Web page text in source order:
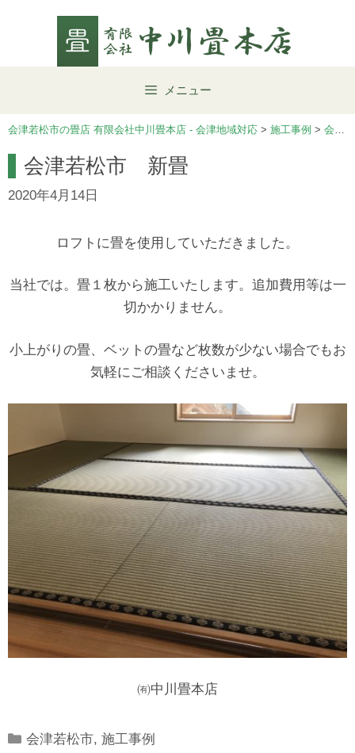
メニュー
会津若松市の畳店 有限会社中川畳本店 - 会津地域対応 > 施工事例 > 会津若松市
会津若松市 新畳
2020年4月14日
ロフトに畳を使用していただきました。
当社では。畳１枚から施工いたします。追加費用等は一
切かかりません。
小上がりの畳、ベットの畳など枚数が少ない場合でもお
気軽にご相談くださいませ。
㈲中川畳本店
Categories
会津若松市,施工事例